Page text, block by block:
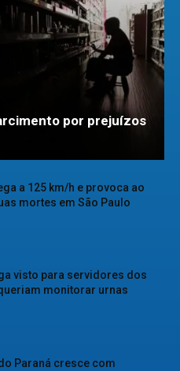
por prejuízos
a 125 km/h e provoca ao
mortes em São Paulo
visto para servidores dos
monitorar urnas
Paraná cresce com